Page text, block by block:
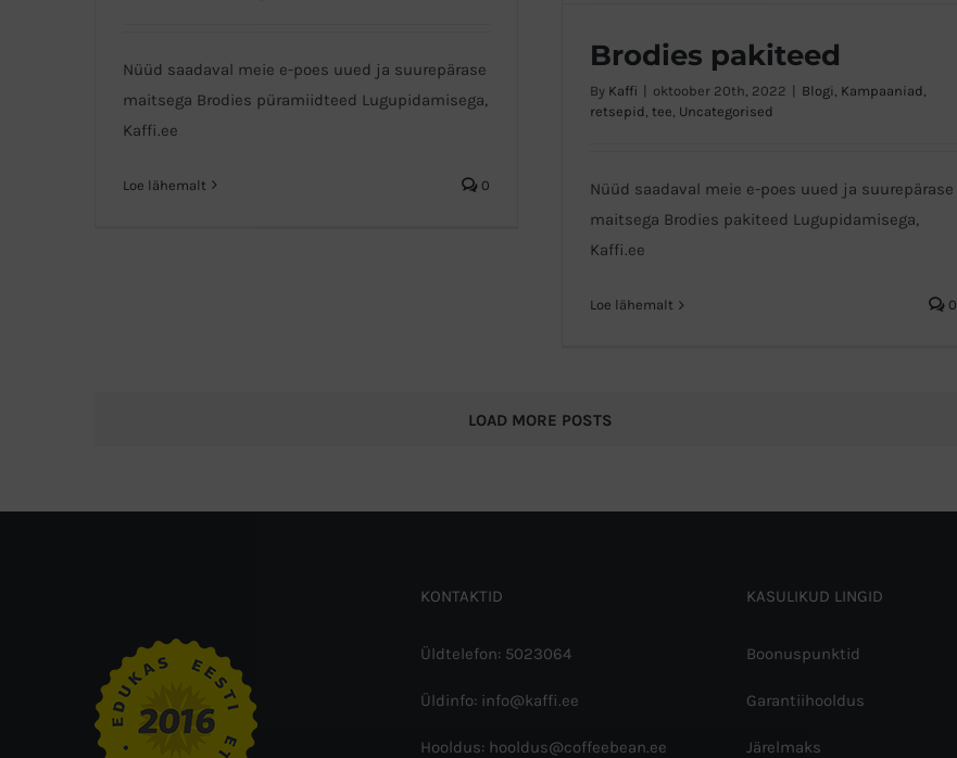
Nüüd saadaval meie e-poes uued ja suurepärase
maitsega Brodies püramiidteed Lugupidamisega,
Kaffi.ee
Loe lähemalt 0
Brodies pakiteed
By Kaffi oktoober 20th, 2022 Blogi, Kampaaniad,
retsepid, tee, Uncategorised
Nüüd saadaval meie e-poes uued ja suurepärase
maitsega Brodies pakiteed Lugupidamisega,
Kaffi.ee
Loe lähemalt 0
LOAD MORE POSTS
KONTAKTID
Üldtelefon: 5023064
Üldinfo: info@kaffi.ee
Hooldus: hooldus@coffeebean.ee
KASULIKUD LINGID
Boonuspunktid
Garantiihooldus
Järelmaks